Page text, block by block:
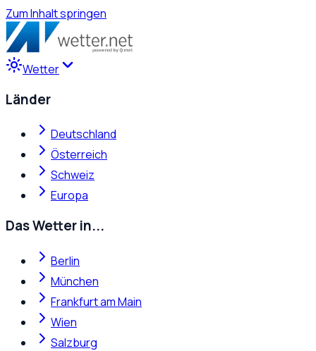
Zum Inhalt springen
Wetter
Länder
Deutschland
Österreich
Schweiz
Europa
Das Wetter in...
Berlin
München
Frankfurt am Main
Wien
Salzburg